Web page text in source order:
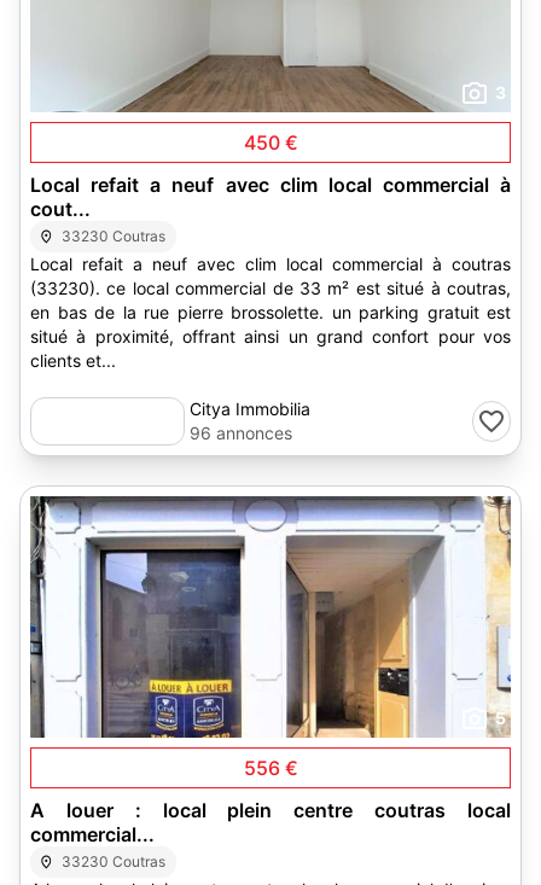
3
450 €
Local refait a neuf avec clim local commercial à
cout...
33230 Coutras
Local refait a neuf avec clim local commercial à coutras
(33230). ce local commercial de 33 m² est situé à coutras,
en bas de la rue pierre brossolette. un parking gratuit est
situé à proximité, offrant ainsi un grand confort pour vos
clients et...
Citya Immobilia
96 annonces
5
556 €
A louer : local plein centre coutras local
commercial...
33230 Coutras